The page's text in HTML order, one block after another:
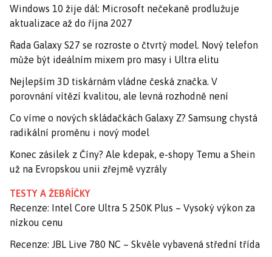
Windows 10 žije dál: Microsoft nečekaně prodlužuje
aktualizace až do října 2027
Řada Galaxy S27 se rozroste o čtvrtý model. Nový telefon
může být ideálním mixem pro masy i Ultra elitu
Nejlepším 3D tiskárnám vládne česká značka. V
porovnání vítězí kvalitou, ale levná rozhodně není
Co víme o nových skládačkách Galaxy Z? Samsung chystá
radikální proměnu i nový model
Konec zásilek z Číny? Ale kdepak, e-shopy Temu a Shein
už na Evropskou unii zřejmě vyzrály
TESTY A ŽEBŘÍČKY
Recenze: Intel Core Ultra 5 250K Plus – Vysoký výkon za
nízkou cenu
Recenze: JBL Live 780 NC – Skvěle vybavená střední třída